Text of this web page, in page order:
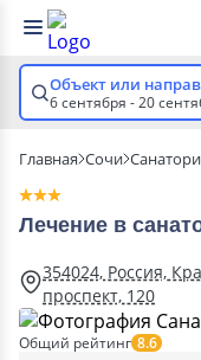
Объект или
6 сентября - 20
Главная Сочи
Лечение в
354024, Россия,
проспект, 120
Общий рейтинг 8.6